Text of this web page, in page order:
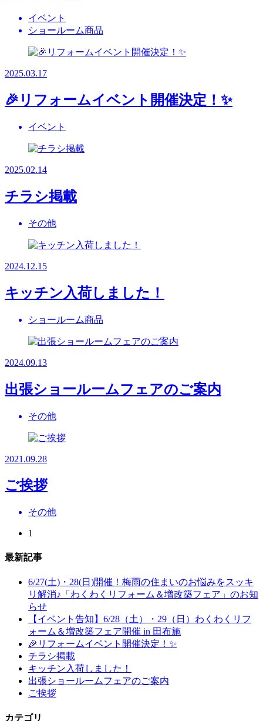
イベント
ショールーム商品
2025.03.17
🎉リフォームイベント開催決定！✨
イベント
2025.02.14
チラシ掲載
その他
2024.12.15
キッチン入荷しました！
ショールーム商品
2024.09.13
出張ショールームフェアのご案内
その他
2021.09.28
ご挨拶
その他
1
最新記事
6/27(土)・28(日)開催！梅雨の住まいのお悩みをスッキ
リ解消♪「わくわくリフォーム＆増改築フェア」のお知
らせ
【イベント告知】6/28（土）・29（日）わくわくリフ
ォーム＆増改築フェア開催 in 田布施
🎉リフォームイベント開催決定！✨
チラシ掲載
キッチン入荷しました！
出張ショールームフェアのご案内
ご挨拶
カテゴリ